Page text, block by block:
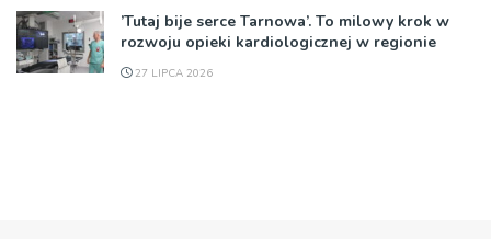
’Tutaj bije serce Tarnowa’. To milowy krok w
rozwoju opieki kardiologicznej w regionie
27 LIPCA 2026